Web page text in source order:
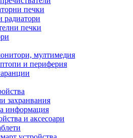
печки
радиатори
печки
мултимедия
и периферия
захранвания
информация
и аксесоари